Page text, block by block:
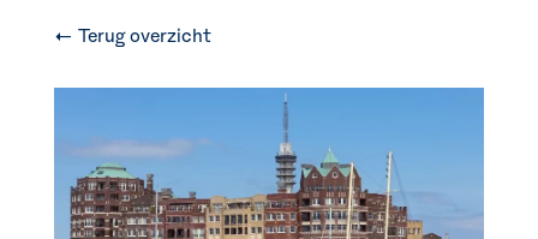
← Terug overzicht